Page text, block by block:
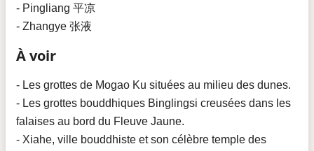
- Pingliang 平凉
- Zhangye 张液
À voir
- Les grottes de Mogao Ku situées au milieu des dunes.
- Les grottes bouddhiques Binglingsi creusées dans les
falaises au bord du Fleuve Jaune.
- Xiahe, ville bouddhiste et son célèbre temple des